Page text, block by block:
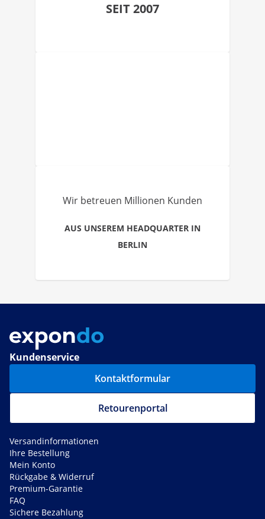
SEIT 2007
Wir betreuen Millionen Kunden
AUS UNSEREM HEADQUARTER IN
BERLIN
Kundenservice
Kontaktformular
Retourenportal
Versandinformationen
Ihre Bestellung
Mein Konto
Rückgabe & Widerruf
Premium-Garantie
FAQ
Sichere Bezahlung